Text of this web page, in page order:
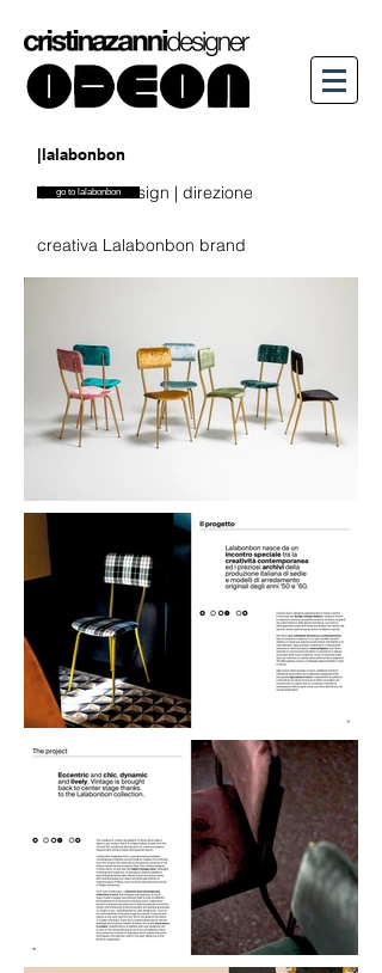
Collection design | direzione
creativa Lalabonbon brand
|lalabonbon
go to lalabonbon